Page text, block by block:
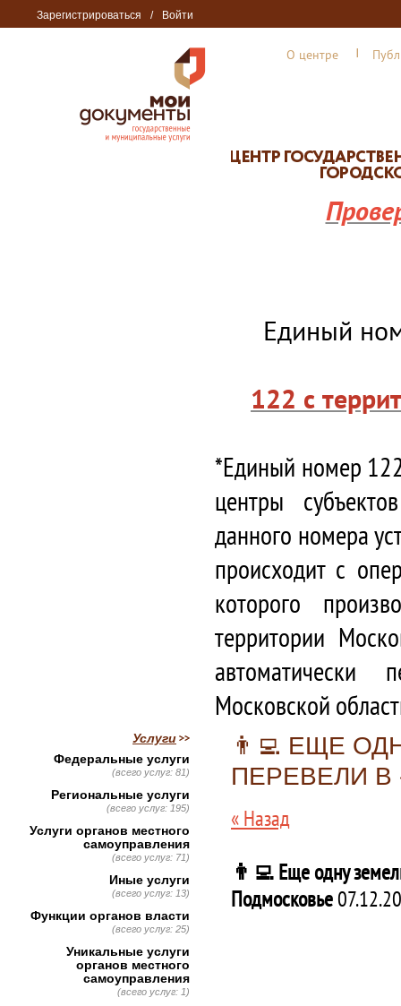
Зарегистрироваться / Войти
О центре
Единый
122 с
*Единый номер
центры
данного номера
происходит с
которого
территории
автоматически
Московской
👨‍💻 ЕЩЕ
ПЕРЕВЕЛИ
« Назад
👨‍💻 Еще одну
Подмосковье
Услуги
Федеральные услуги
(всего услуг: 81)
Региональные услуги
(всего услуг: 195)
Услуги органов местного
самоуправления
(всего услуг: 71)
Иные услуги
(всего услуг: 13)
Функции органов власти
(всего услуг: 25)
Уникальные услуги
органов местного
самоуправления
(всего услуг: 1)